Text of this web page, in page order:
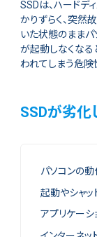
SSDは、ハードデ
かりずらく、突然
いた状態のままパ
が起動しなくなる
われてしまう危険
SSDが劣化
パソコンの
起動やシャ
アプリケー